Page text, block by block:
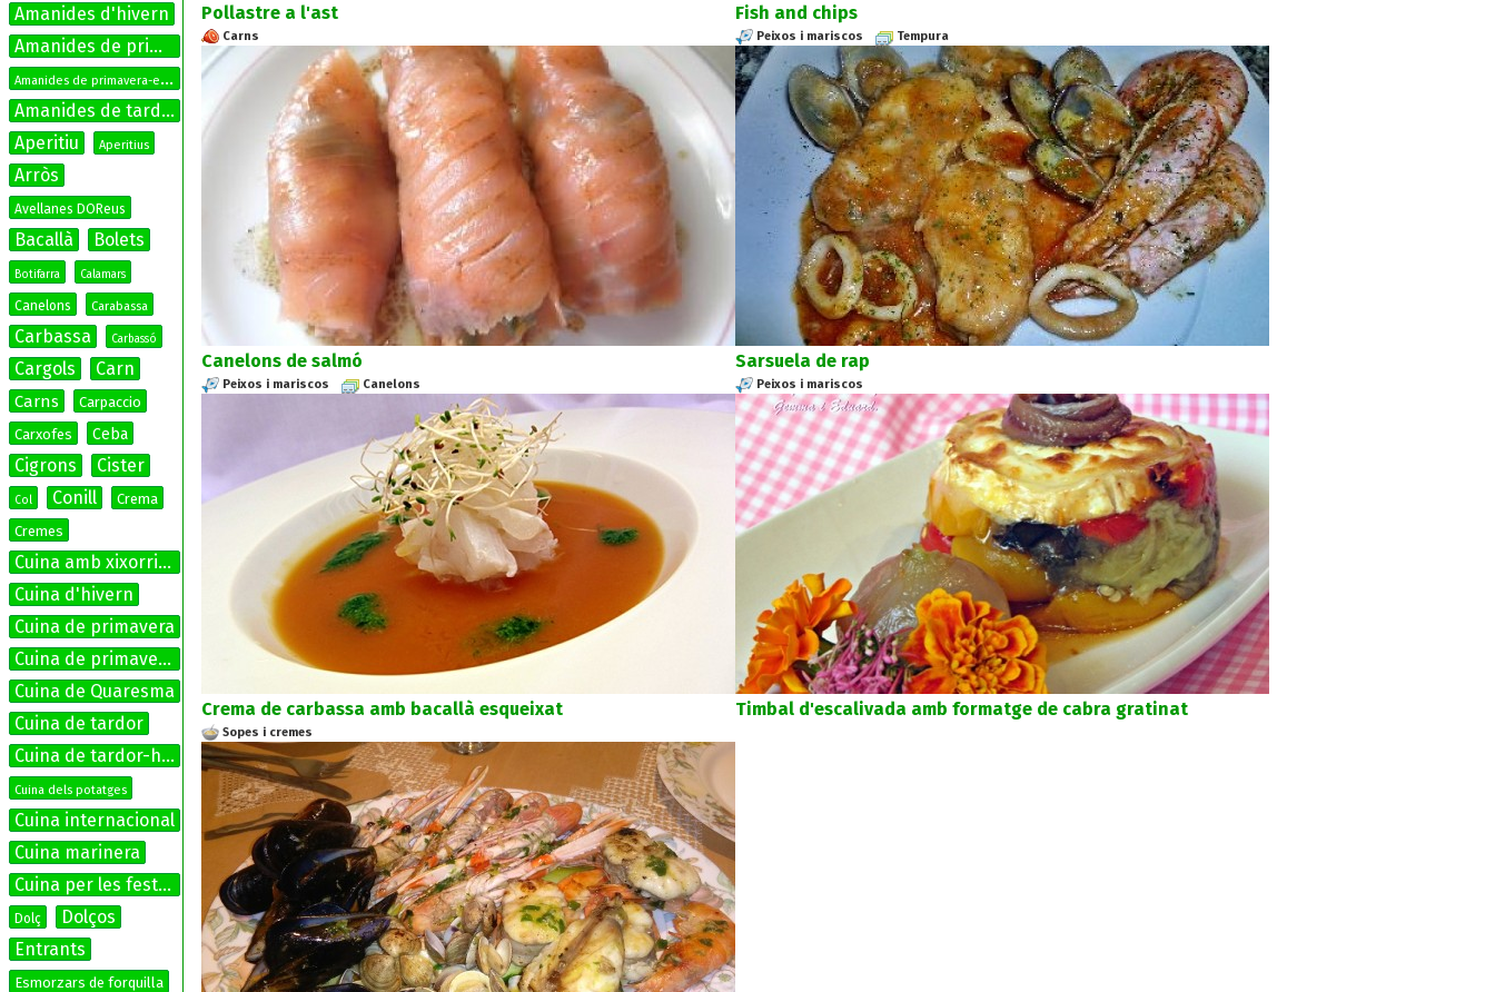
Amanides d'hivern
Amanides de primavera
A
manides de primavera-estiu
Amanides de tardor
Aperitiu
Aperitius
Arròs
Avellanes DOReus
Bacallà Bolets
Botifarra Calamars
Canelons Carabassa
Carbassa Carbassó
Cargols Carn
Carns
Carpaccio
Carxofes
Ceba
Cigrons Cister
Col Conill
Crema
Cremes
Cuina amb xixorrites
Cuina d'hivern
Cuina de primavera
Cuina de primavera-estiu
Cuina de Quaresma
Cuina de tardor
Cuina de tardor-hivern
Cuina dels potatges
Cuina internacional
Cuina marinera
Cuina per les festes
Dolç
Dolços
Entrants
Esmorzars de forquilla
Pollastre a l'ast
Carns
Fish and chips
Peixos i mariscos Tempura
Canelons de salmó
Peixos i mariscos Canelons
Sarsuela de rap
Peixos i mariscos
Crema de carbassa amb bacallà esqueixat
Sopes i cremes
Timbal d'escalivada amb formatge de cabra gratinat